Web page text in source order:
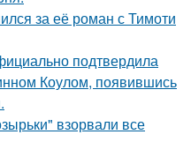
за её роман с Тимоти
подтвердила
Коулом, появившись
взорвали все